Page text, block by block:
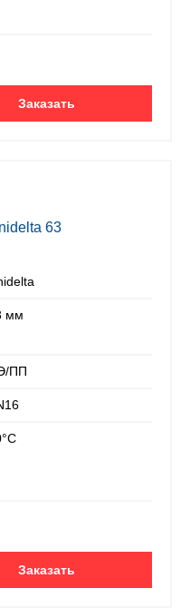
Заказать
63
мм
ПП
Заказать